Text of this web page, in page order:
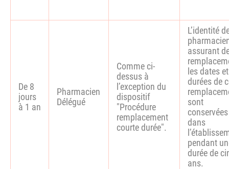
De 8
jours
à 1 an
Pharmacien
Délégué
Comme ci-
dessus à
l’exception du
dispositif
"Procédure
remplacement
courte durée".
L’identité
assurant
les dates et
durées de
sont
conservées
dans
pendant
durée de
ans.